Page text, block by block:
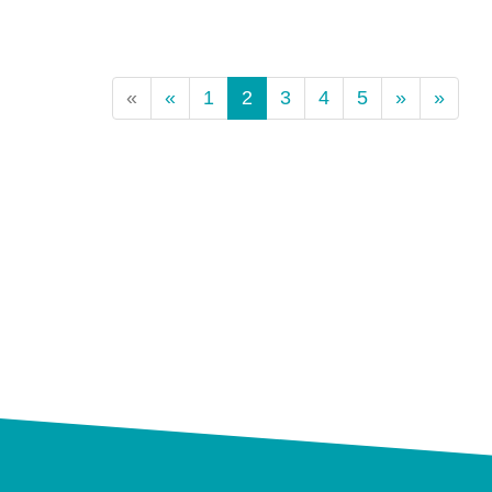
« « 1 2 (Standort)
3 4 5 » »